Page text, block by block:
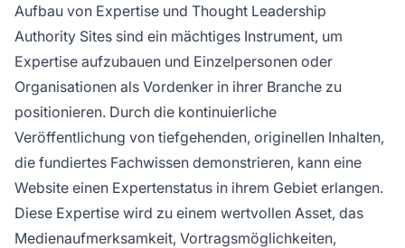
Aufbau von Expertise und Thought Leadership
Authority Sites sind ein mächtiges Instrument, um
Expertise aufzubauen und Einzelpersonen oder
Organisationen als Vordenker in ihrer Branche zu
positionieren. Durch die kontinuierliche
Veröffentlichung von tiefgehenden, originellen Inhalten,
die fundiertes Fachwissen demonstrieren, kann eine
Website einen Expertenstatus in ihrem Gebiet erlangen.
Diese Expertise wird zu einem wertvollen Asset, das
Medienaufmerksamkeit, Vortragsmöglichkeiten,